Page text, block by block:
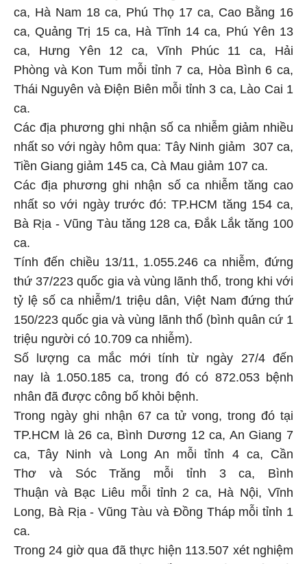
ca, Hà Nam 18 ca, Phú Thọ 17 ca, Cao Bằng 16
ca, Quảng Trị 15 ca, Hà Tĩnh 14 ca, Phú Yên 13
ca, Hưng Yên 12 ca, Vĩnh Phúc 11 ca, Hải
Phòng và Kon Tum mỗi tỉnh 7 ca, Hòa Bình 6 ca,
Thái Nguyên và Điện Biên mỗi tỉnh 3 ca, Lào Cai 1
ca.
Các địa phương ghi nhận số ca nhiễm giảm nhiều
nhất so với ngày hôm qua: Tây Ninh giảm 307 ca,
Tiền Giang giảm 145 ca, Cà Mau giảm 107 ca.
Các địa phương ghi nhận số ca nhiễm tăng cao
nhất so với ngày trước đó: TP.HCM tăng 154 ca,
Bà Rịa - Vũng Tàu tăng 128 ca, Đắk Lắk tăng 100
ca.
Tính đến chiều 13/11, 1.055.246 ca nhiễm, đứng
thứ 37/223 quốc gia và vùng lãnh thổ, trong khi với
tỷ lệ số ca nhiễm/1 triệu dân, Việt Nam đứng thứ
150/223 quốc gia và vùng lãnh thổ (bình quân cứ 1
triệu người có 10.709 ca nhiễm).
Số lượng ca mắc mới tính từ ngày 27/4 đến
nay là 1.050.185 ca, trong đó có 872.053 bệnh
nhân đã được công bố khỏi bệnh.
Trong ngày ghi nhận 67 ca tử vong, trong đó tại
TP.HCM là 26 ca, Bình Dương 12 ca, An Giang 7
ca, Tây Ninh và Long An mỗi tỉnh 4 ca, Cần
Thơ và Sóc Trăng mỗi tỉnh 3 ca, Bình
Thuận và Bạc Liêu mỗi tỉnh 2 ca, Hà Nội, Vĩnh
Long, Bà Rịa - Vũng Tàu và Đồng Tháp mỗi tỉnh 1
ca.
Trong 24 giờ qua đã thực hiện 113.507 xét nghiệm